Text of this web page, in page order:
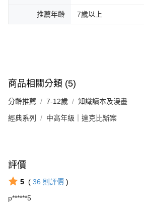
推薦年齡 7歲以上
商品相關分類 (5)
分齡推薦 7-12歲 知識讀本及漫畫
經典系列 中高年級｜達克比辦案
評價
5 ( 36 則評價 )
p******5